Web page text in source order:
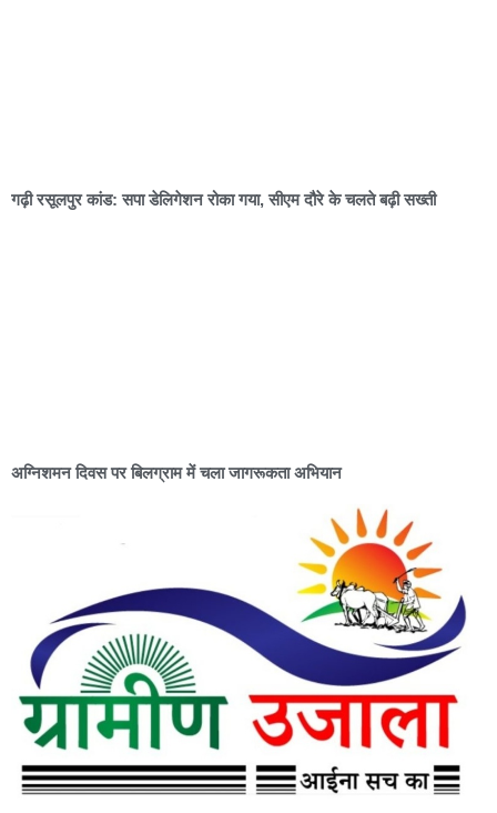
गढ़ी रसूलपुर कांड: सपा डेलिगेशन रोका गया, सीएम दौरे के चलते बढ़ी सख्ती
अग्निशमन दिवस पर बिलग्राम में चला जागरूकता अभियान